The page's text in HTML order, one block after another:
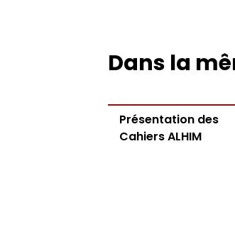
Dans la
Présentation des
Cahiers ALHIM